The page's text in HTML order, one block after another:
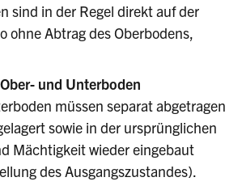
sind in der Regel direkt auf der
ohne Abtrag des Oberbodens,
und Unterboden
müssen separat abgetragen
sowie in der ursprünglichen
Mächtigkeit wieder eingebaut
des Ausgangszustandes).